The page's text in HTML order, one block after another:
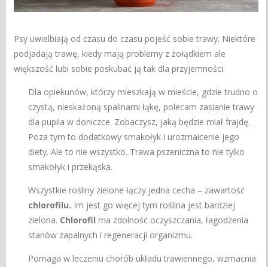
Psy uwielbiają od czasu do czasu pojeść sobie trawy. Niektóre
podjadają trawę, kiedy mają problemy z żołądkiem ale
większość lubi sobie poskubać ją tak dla przyjemności.
Dla opiekunów, którzy mieszkają w mieście, gdzie trudno o
czystą, nieskażoną spalinami łąkę, polecam zasianie trawy
dla pupila w doniczce. Zobaczysz, jaką będzie miał frajdę.
Poza tym to dodatkowy smakołyk i urozmaicenie jego
diety. Ale to nie wszystko. Trawa pszeniczna to nie tylko
smakołyk i przekąska.
Wszystkie rośliny zielone łączy jedna cecha – zawartość
chlorofilu. Im jest go więcej tym roślina jest bardziej
zielona. Chlorofil ma zdolność oczyszczania, łagodzenia
stanów zapalnych i regeneracji organizmu.
Pomaga w leczeniu chorób układu trawiennego, wzmacnia